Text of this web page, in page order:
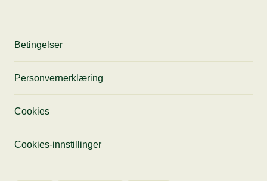
Betingelser
Personvernerklæring
Cookies
Cookies-innstillinger